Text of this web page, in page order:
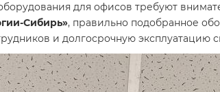
для офисов требуют
Сибирь», правильно подобранное
и долгосрочную эксплуатацию